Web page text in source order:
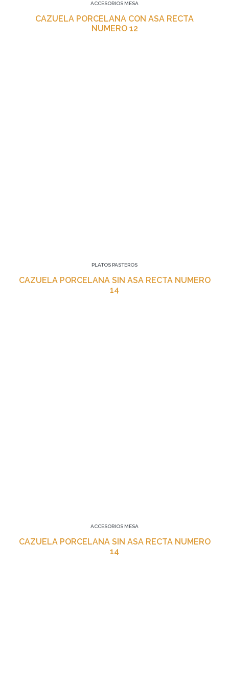
ACCESORIOS MESA
CAZUELA PORCELANA CON ASA RECTA
NUMERO 12
PLATOS PASTEROS
CAZUELA PORCELANA SIN ASA RECTA NUMERO
14
ACCESORIOS MESA
CAZUELA PORCELANA SIN ASA RECTA NUMERO
14